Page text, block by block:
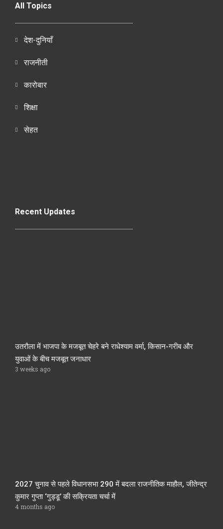
All Topics
देश-दुनियाँ
राजनीती
कारोबार
शिक्षा
सेहत
Recent Updates
उतरौला में भाजपा के मजबूत चेहरे बने राधेश्याम वर्मा, किसान-गरीब और
युवाओं के बीच मजबूत जनाधार
3 weeks ago
2027 चुनाव से पहले विधानसभा 290 में बदला राजनीतिक माहौल, जीतेन्द्र
कुमार गुप्ता ‘गुड्डू’ की सक्रियता चर्चा में
4 months ago